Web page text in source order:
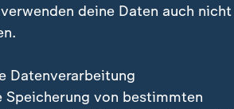
deine Daten auch nicht
Datenverarbeitung
Speicherung von bestimmten